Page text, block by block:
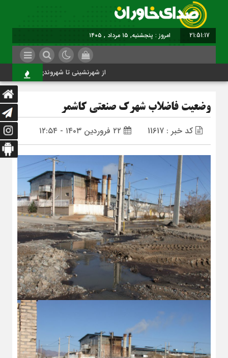
21:51:18 برابر با : Thursday - 6 August - 2026
از شهرنشینی تا شهروندی
وضعیت فاضلاب شهرک صنعتی کاشمر
کد خبر : 11617